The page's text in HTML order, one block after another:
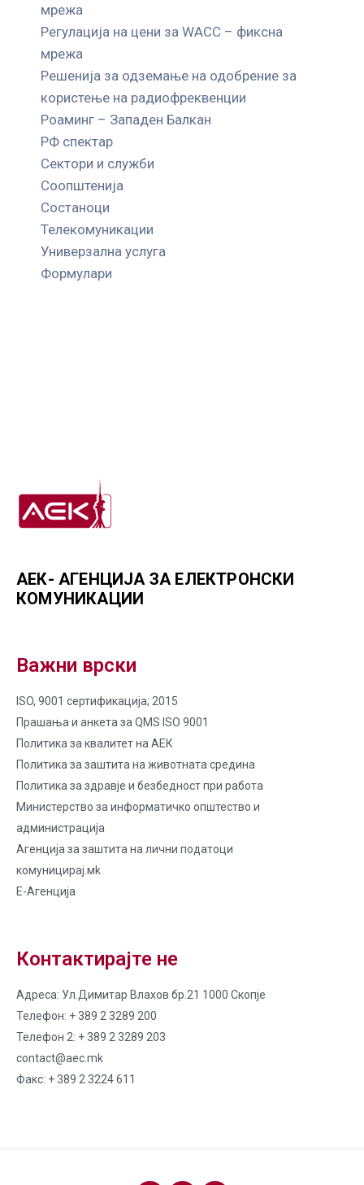
мрежа
Регулација на цени за WACC – фиксна
мрежа
Решенија за одземање на одобрение за
користење на радиофреквенции
Роаминг – Западен Балкан
РФ спектар
Сектори и служби
Соопштенија
Состаноци
Телекомуникации
Универзална услуга
Формулари
АЕК- АГЕНЦИЈА ЗА ЕЛЕКТРОНСКИ
КОМУНИКАЦИИ
Важни врски
ISO, 9001 сертификација; 2015
Прашања и анкета за QMS ISO 9001
Политика за квалитет на AЕК
Политика за заштита на животната средина
Политика за здравје и безбедност при работа
Министерство за информатичко општество и
администрација
Агенција за заштита на лични податоци
комуницирај.мk
Е-Агенција
Контактирајте не
Адреса: Ул.Димитар Влахов бр.21 1000 Скопје
Телефон: + 389 2 3289 200
Телефон 2: + 389 2 3289 203
contact@aec.mk
Факс: + 389 2 3224 611